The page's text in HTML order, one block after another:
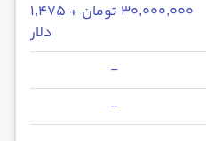
۳۰٬۰۰۰٬۰۰۰ تومان + ۱٬۴۷۵
دلار
-
-